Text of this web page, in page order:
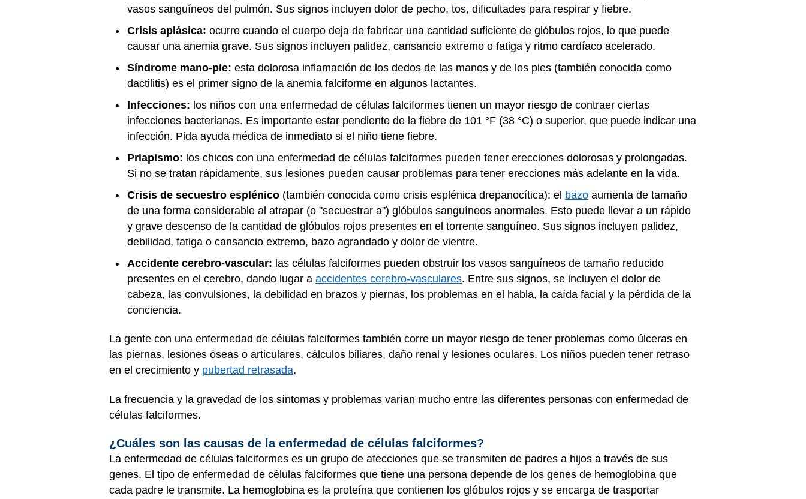
vasos sanguíneos del pulmón. Sus signos incluyen dolor de pecho, tos, dificultades para respirar y fiebre.
Crisis aplásica: ocurre cuando el cuerpo deja de fabricar una cantidad suficiente de glóbulos rojos, lo que puede
causar una anemia grave. Sus signos incluyen palidez, cansancio extremo o fatiga y ritmo cardíaco acelerado.
Síndrome mano-pie: esta dolorosa inflamación de los dedos de las manos y de los pies (también conocida como
dactilitis) es el primer signo de la anemia falciforme en algunos lactantes.
Infecciones: los niños con una enfermedad de células falciformes tienen un mayor riesgo de contraer ciertas
infecciones bacterianas. Es importante estar pendiente de la fiebre de 101 °F (38 °C) o superior, que puede indicar una
infección. Pida ayuda médica de inmediato si el niño tiene fiebre.
Priapismo: los chicos con una enfermedad de células falciformes pueden tener erecciones dolorosas y prolongadas.
Si no se tratan rápidamente, sus lesiones pueden causar problemas para tener erecciones más adelante en la vida.
Crisis de secuestro esplénico (también conocida como crisis esplénica drepanocítica): el bazo aumenta de tamaño
de una forma considerable al atrapar (o "secuestrar a") glóbulos sanguíneos anormales. Esto puede llevar a un rápido
y grave descenso de la cantidad de glóbulos rojos presentes en el torrente sanguíneo. Sus signos incluyen palidez,
debilidad, fatiga o cansancio extremo, bazo agrandado y dolor de vientre.
Accidente cerebro-vascular: las células falciformes pueden obstruir los vasos sanguíneos de tamaño reducido
presentes en el cerebro, dando lugar a accidentes cerebro-vasculares. Entre sus signos, se incluyen el dolor de
cabeza, las convulsiones, la debilidad en brazos y piernas, los problemas en el habla, la caída facial y la pérdida de la
conciencia.
La gente con una enfermedad de células falciformes también corre un mayor riesgo de tener problemas como úlceras en
las piernas, lesiones óseas o articulares, cálculos biliares, daño renal y lesiones oculares. Los niños pueden tener retraso
en el crecimiento y pubertad retrasada.
La frecuencia y la gravedad de los síntomas y problemas varían mucho entre las diferentes personas con enfermedad de
células falciformes.
¿Cuáles son las causas de la enfermedad de células falciformes?
La enfermedad de células falciformes es un grupo de afecciones que se transmiten de padres a hijos a través de sus
genes. El tipo de enfermedad de células falciformes que tiene una persona depende de los genes de hemoglobina que
cada padre le transmite. La hemoglobina es la proteína que contienen los glóbulos rojos y se encarga de trasportar